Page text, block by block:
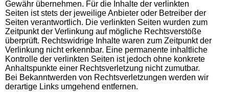
Gewähr übernehmen. Für die Inhalte der verlinkten
Seiten ist stets der jeweilige Anbieter oder Betreiber der
Seiten verantwortlich. Die verlinkten Seiten wurden zum
Zeitpunkt der Verlinkung auf mögliche Rechtsverstöße
überprüft. Rechtswidrige Inhalte waren zum Zeitpunkt der
Verlinkung nicht erkennbar. Eine permanente inhaltliche
Kontrolle der verlinkten Seiten ist jedoch ohne konkrete
Anhaltspunkte einer Rechtsverletzung nicht zumutbar.
Bei Bekanntwerden von Rechtsverletzungen werden wir
derartige Links umgehend entfernen.